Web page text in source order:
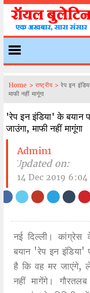
Home > राष्ट्रीय >रेप इन
माफी नहीं मागूंगा
'रेप इन इंडिया' के बयान
जाउंगा, माफी नहीं मागूंगा
Admin1
| Updated on:
14 Dec 2019
नई दिल्ली। कांग्रेस
बयान 'रेप इन इंडिया'
है कि वह मर जाएंगे,
नहीं मागेंगे।